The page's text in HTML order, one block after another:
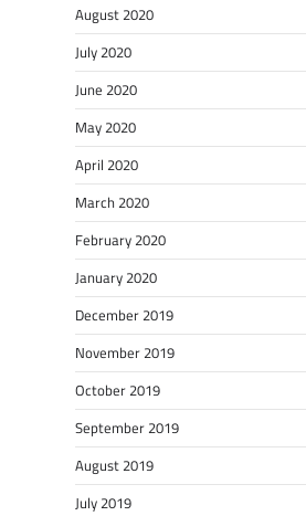
August 2020
July 2020
June 2020
May 2020
April 2020
March 2020
February 2020
January 2020
December 2019
November 2019
October 2019
September 2019
August 2019
July 2019